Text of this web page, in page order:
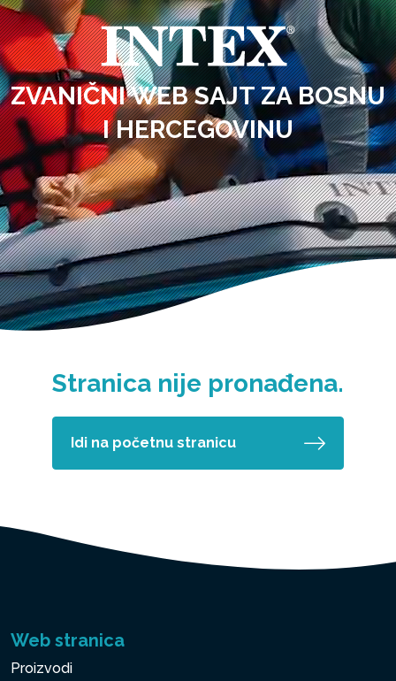
ZVANIČNI WEB SAJT ZA BOSNU
I HERCEGOVINU
Stranica nije pronađena.
Idi na početnu stranicu
Web stranica
Proizvodi